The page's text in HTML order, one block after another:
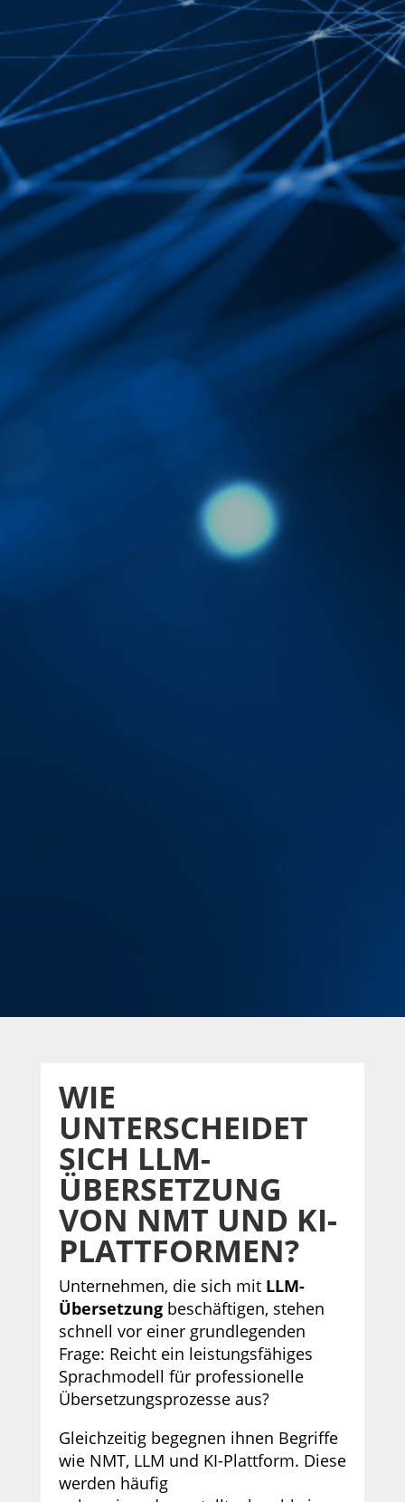
WIE
UNTERSCHEIDET
SICH LLM-
ÜBERSETZUNG
VON NMT UND KI-
PLATTFORMEN?
Unternehmen, die sich mit LLM-
Übersetzungbeschäftigen, stehen
schnell vor einer grundlegenden
Frage: Reicht ein leistungsfähiges
Sprachmodell für professionelle
Übersetzungsprozesse aus?
Gleichzeitig begegnen ihnen Begriffe
wie NMT, LLM und KI-Plattform. Diese
werden häufig